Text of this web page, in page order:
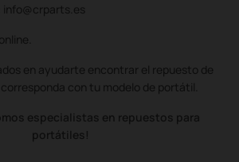
en ayudarte encontrar el repuesto de
con tu modelo de portátil.
especialistas en repuestos para
portátiles!